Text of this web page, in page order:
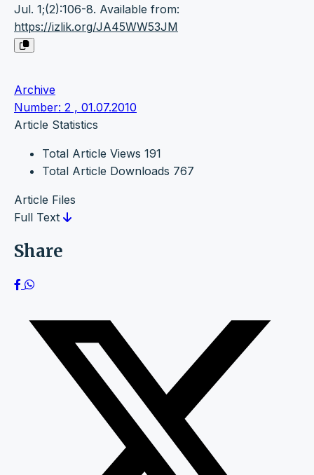
Jul. 1;(2):106-8. Available from:
https://izlik.org/JA45WW53JM
Archive
Number: 2 , 01.07.2010
Article Statistics
Total Article Views 191
Total Article Downloads 767
Article Files
Full Text
Share